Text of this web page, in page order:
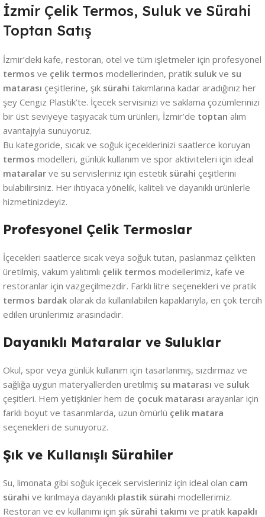
İzmir Çelik Termos, Suluk ve Sürahi
Toptan Satış
İzmir’deki kafe, restoran, otel ve tüm işletmeler için profesyonel
termos ve çelik termos modellerinden, pratik suluk ve su
matarası çeşitlerine, şık sürahi takımlarına kadar aradığınız her
şey Cengiz Plastik’te. İçecek servisinizi ve saklama çözümlerinizi
bir üst seviyeye taşıyacak tüm ürünleri, İzmir’de toptan alım
avantajıyla sunuyoruz.
Bu kategoride, sıcak ve soğuk içeceklerinizi saatlerce koruyan
termos modelleri, günlük kullanım ve spor aktiviteleri için ideal
mataralar ve su servisleriniz için estetik sürahi çeşitlerini
bulabilirsiniz. Her ihtiyaca yönelik, kaliteli ve dayanıklı ürünlerle
hizmetinizdeyiz.
Profesyonel Çelik Termoslar
İçecekleri saatlerce sıcak veya soğuk tutan, paslanmaz çelikten
üretilmiş, vakum yalıtımlı çelik termos modellerimiz, kafe ve
restoranlar için vazgeçilmezdir. Farklı litre seçenekleri ve pratik
termos bardak olarak da kullanılabilen kapaklarıyla, en çok tercih
edilen ürünlerimiz arasındadır.
Dayanıklı Mataralar ve Suluklar
Okul, spor veya günlük kullanım için tasarlanmış, sızdırmaz ve
sağlığa uygun materyallerden üretilmiş su matarası ve suluk
çeşitleri. Hem yetişkinler hem de çocuk matarası arayanlar için
farklı boyut ve tasarımlarda, uzun ömürlü çelik matara
seçenekleri de sunuyoruz.
Şık ve Kullanışlı Sürahiler
Su, limonata gibi soğuk içecek servisleriniz için ideal olan cam
sürahi ve kırılmaya dayanıklı plastik sürahi modellerimiz.
Restoran ve ev kullanımı için şık sürahi takımı ve pratik kapaklı